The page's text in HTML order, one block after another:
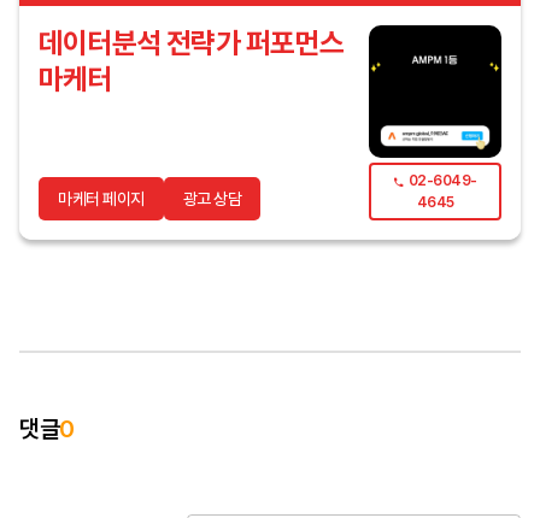
데이터분석 전략가 퍼포먼스
마케터
마케터 페이지 광고 상담
02-6049-
4645
댓글0